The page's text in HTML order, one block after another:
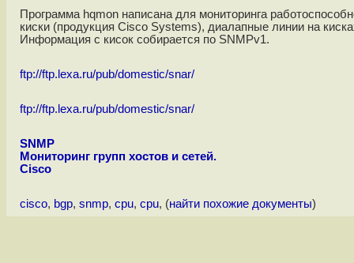
Программа hqmon написана для мониторинга
киски (продукция Cisco Systems), диалапные линии на
Информация с кисок собирается по SNMPv1.
ftp://ftp.lexa.ru/pub/domestic/snar/
ftp://ftp.lexa.ru/pub/domestic/snar/
SNMP
Мониторинг групп хостов и сетей.
Cisco
cisco, bgp, snmp, cpu, cpu, (найти похожие документы)